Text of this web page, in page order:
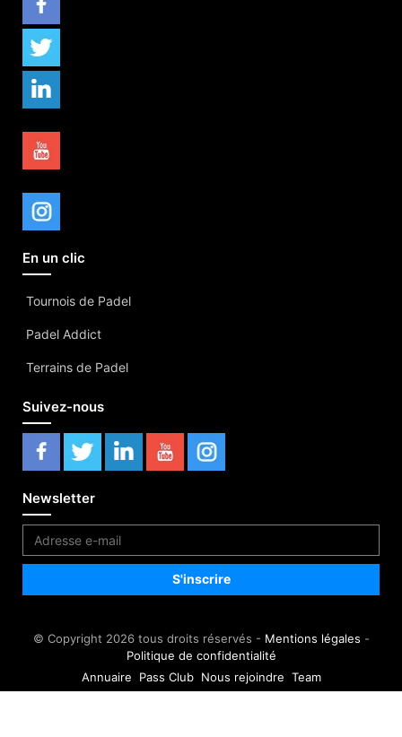
En un clic
Tournois de Padel
Padel Addict
Terrains de Padel
Suivez-nous
Newsletter
© Copyright 2026 tous droits réservés - Mentions légales -
Politique de confidentialité
Annuaire
Pass Club Nous rejoindre Team